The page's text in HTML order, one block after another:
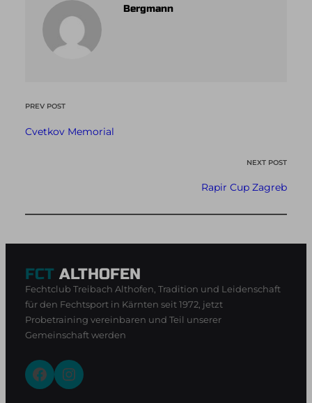
Bergmann
PREV POST
Cvetkov Memorial
NEXT POST
Rapir Cup Zagreb
FCT ALTHOFEN
Fechtclub Treibach Althofen, Tradition und Leidenschaft
für den Fechtsport in Kärnten seit 1972, jetzt
Probetraining vereinbaren und Teil unserer
Gemeinschaft werden
Facebook Instagram